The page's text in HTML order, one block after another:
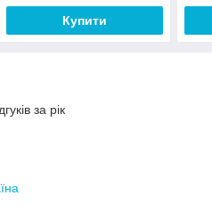
Купити
за рік